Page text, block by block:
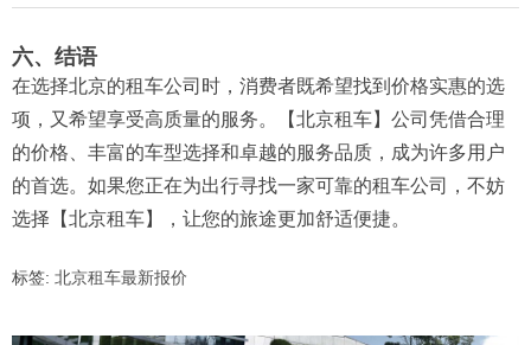
六、结语
在选择北京的租车公司时，消费者既希望找到价格实惠的选
项，又希望享受高质量的服务。【北京租车】公司凭借合理
的价格、丰富的车型选择和卓越的服务品质，成为许多用户
的首选。如果您正在为出行寻找一家可靠的租车公司，不妨
选择【北京租车】，让您的旅途更加舒适便捷。
标签: 北京租车最新报价